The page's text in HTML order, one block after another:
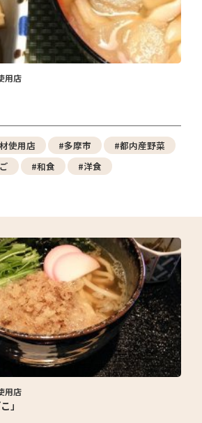
用店
使用店 #多摩市
#都内産野菜
#和食 #洋食
用店
」